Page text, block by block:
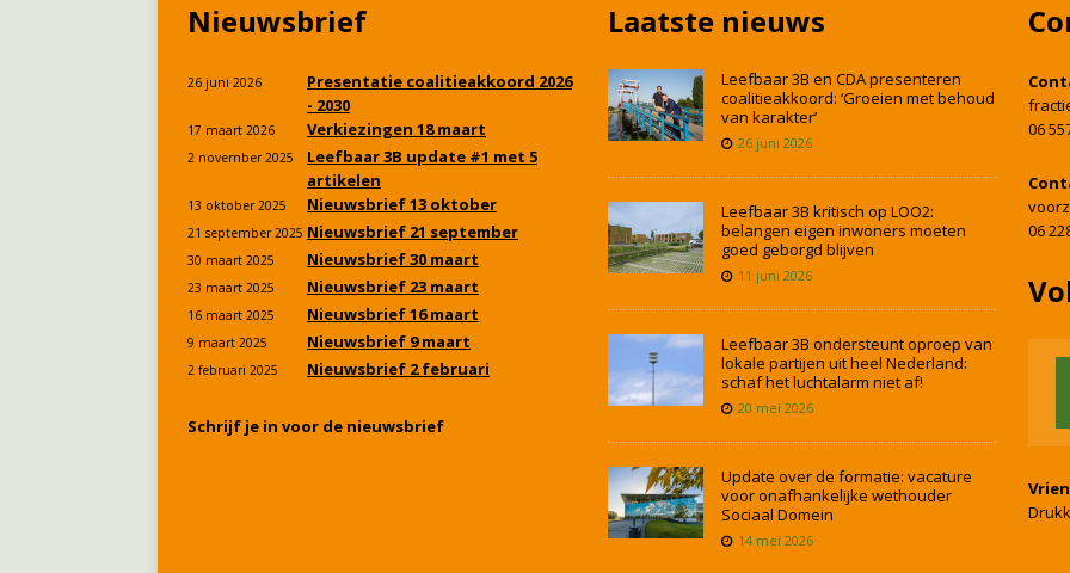
Nieuwsbrief
26 juni 2026
Presentatie coalitieakkoord 2026
- 2030
17 maart 2026 Verkiezingen 18 maart
2 november 2025
Leefbaar 3B update #1 met 5
artikelen
13 oktober 2025 Nieuwsbrief 13 oktober
21 september 2025 Nieuwsbrief 21 september
30 maart 2025 Nieuwsbrief 30 maart
23 maart 2025 Nieuwsbrief 23 maart
16 maart 2025 Nieuwsbrief 16 maart
9 maart 2025 Nieuwsbrief 9 maart
2 februari 2025 Nieuwsbrief 2 februari
Schrijf je in voor de nieuwsbrief
Laatste nieuws
Leefbaar 3B en CDA presenteren
coalitieakkoord: ‘Groeien met behoud
van karakter’
26 juni 2026
Leefbaar 3B kritisch op LOO2:
belangen eigen inwoners moeten
goed geborgd blijven
11 juni 2026
Leefbaar 3B ondersteunt oproep van
lokale partijen uit heel Nederland:
schaf het luchtalarm niet af!
20 mei 2026
Update over de formatie: vacature
voor onafhankelijke wethouder
Sociaal Domein
14 mei 2026
06
06